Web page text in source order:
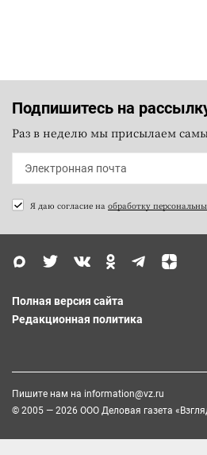
Подпишитесь на
Раз в неделю мы присылаем
Я даю согласие на обработку
Полная версия сайта
Редакционная политика
Пишите нам на information@vz.ru
© 2005 — 2026 ООО Деловая газета